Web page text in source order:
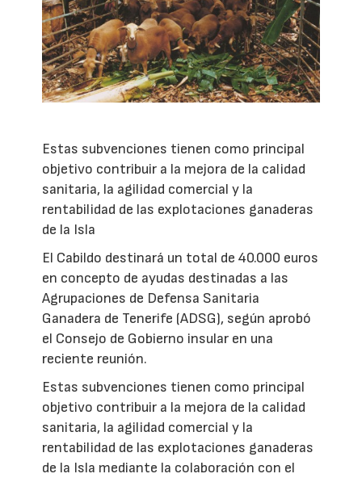
Estas subvenciones tienen como principal
objetivo contribuir a la mejora de la calidad
sanitaria, la agilidad comercial y la
rentabilidad de las explotaciones ganaderas
de la Isla
El Cabildo destinará un total de 40.000 euros
en concepto de ayudas destinadas a las
Agrupaciones de Defensa Sanitaria
Ganadera de Tenerife (ADSG), según aprobó
el Consejo de Gobierno insular en una
reciente reunión.
Estas subvenciones tienen como principal
objetivo contribuir a la mejora de la calidad
sanitaria, la agilidad comercial y la
rentabilidad de las explotaciones ganaderas
de la Isla mediante la colaboración con el